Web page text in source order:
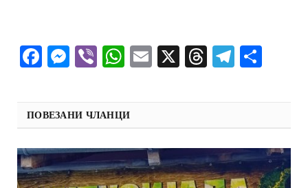
Facebook
Messenger
ViberWhatsApp
Email
X Threads
ПОВЕЗАНИ ЧЛАНЦИ